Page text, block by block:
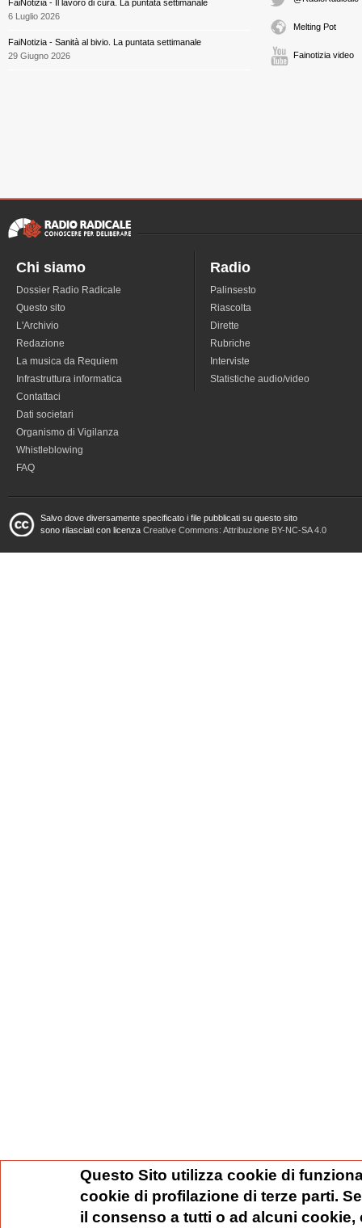
FaiNotizia - Il lavoro di cura. La puntata settimanale
6 Luglio 2026
FaiNotizia - Sanità al bivio. La puntata settimanale
29 Giugno 2026
Melting Pot
Fainotizia video
Chi siamo
Dossier Radio Radicale
Questo sito
L'Archivio
Redazione
La musica da Requiem
Infrastruttura informatica
Contattaci
Dati societari
Organismo di Vigilanza
Whistleblowing
FAQ
Radio
Palinsesto
Riascolta
Dirette
Rubriche
Interviste
Statistiche audio/video
Salvo dove diversamente specificato i file pubblicati su questo sito
sono rilasciati con licenza Creative Commons: Attribuzione BY-NC-SA 4.0
Questo Sito utilizza cookie di
cookie di profilazione di terze parti.
il consenso a tutti o ad alcuni